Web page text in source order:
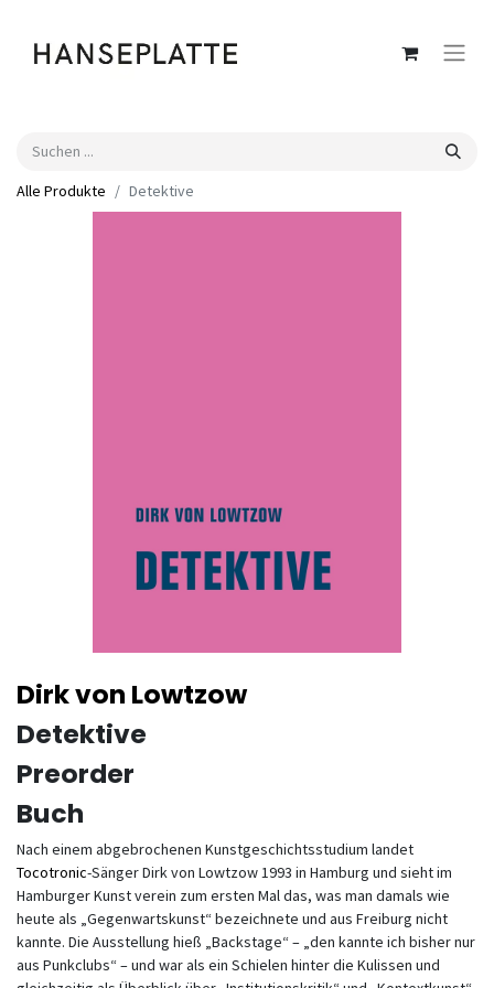
Alle Produkte Detektive
Dirk von Lowtzow
Detektive
Preorder
Buch
Nach einem abgebrochenen Kunstgeschichtsstudium landet
Tocotronic-Sänger Dirk von Lowtzow 1993 in Hamburg und sieht im
Hamburger Kunst verein zum ersten Mal das, was man damals wie
heute als „Gegenwartskunst“ bezeichnete und aus Freiburg nicht
kannte. Die Ausstellung hieß „Backstage“ – „den kannte ich bisher nur
aus Punkclubs“ – und war als ein Schielen hinter die Kulissen und